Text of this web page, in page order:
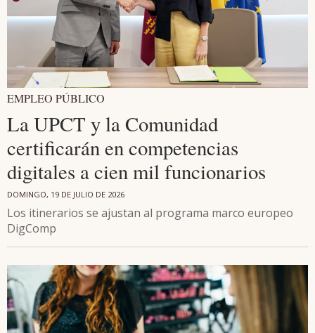
EMPLEO PÚBLICO
La UPCT y la Comunidad
certificarán en competencias
digitales a cien mil funcionarios
DOMINGO, 19 DE JULIO DE 2026
Los itinerarios se ajustan al programa marco europeo
DigComp